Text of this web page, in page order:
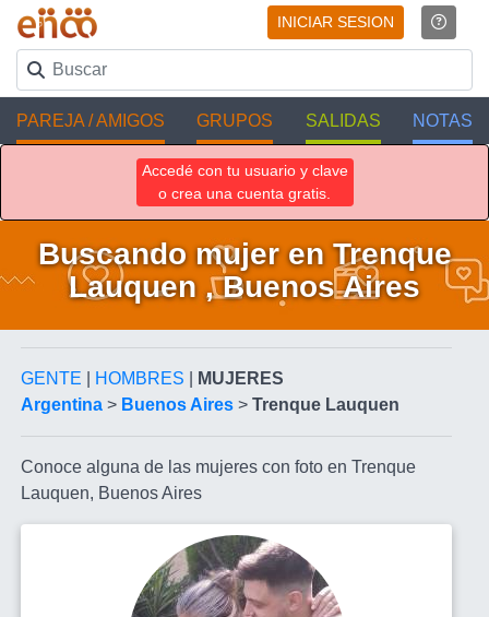
INICIAR SESION
PAREJA / AMIGOS GRUPOS SALIDAS NOTAS
Accedé con tu usuario y clave
o crea una cuenta gratis.
Buscando mujer en Trenque
Lauquen , Buenos Aires
GENTE HOMBRES
MUJERES
Argentina > Buenos Aires > Trenque Lauquen
Conoce alguna de las mujeres con foto en Trenque
Lauquen, Buenos Aires